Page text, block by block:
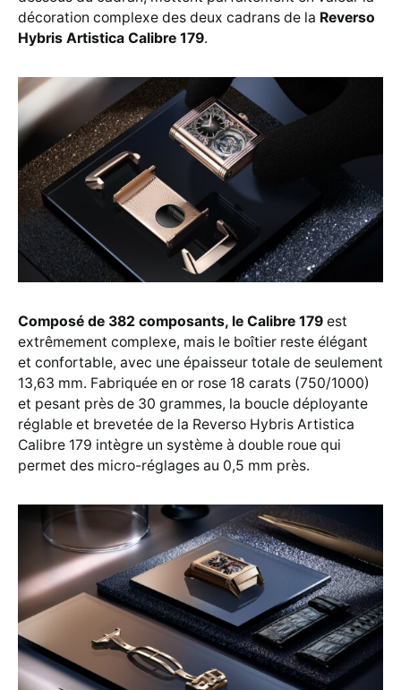
décoration complexe des deux cadrans de la Reverso
Hybris Artistica Calibre 179.
Composé de 382 composants, le Calibre 179 est
extrêmement complexe, mais le boîtier reste élégant
et confortable, avec une épaisseur totale de seulement
13,63 mm. Fabriquée en or rose 18 carats (750/1000)
et pesant près de 30 grammes, la boucle déployante
réglable et brevetée de la Reverso Hybris Artistica
Calibre 179 intègre un système à double roue qui
permet des micro-réglages au 0,5 mm près.